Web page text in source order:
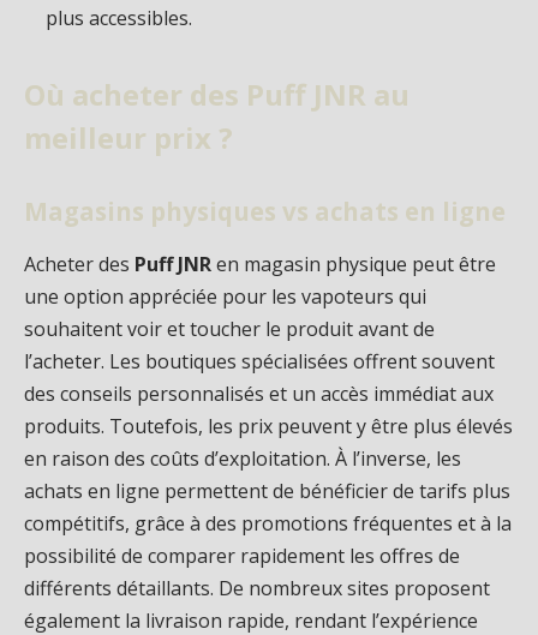
plus accessibles.
Où acheter des Puff JNR au
meilleur prix ?
Magasins physiques vs achats en ligne
Acheter des Puff JNRen magasin physique peut être
une option appréciée pour les vapoteurs qui
souhaitent voir et toucher le produit avant de
l’acheter. Les boutiques spécialisées offrent souvent
des conseils personnalisés et un accès immédiat aux
produits. Toutefois, les prix peuvent y être plus élevés
en raison des coûts d’exploitation. À l’inverse, les
achats en ligne permettent de bénéficier de tarifs plus
compétitifs, grâce à des promotions fréquentes et à la
possibilité de comparer rapidement les offres de
différents détaillants. De nombreux sites proposent
également la livraison rapide, rendant l’expérience